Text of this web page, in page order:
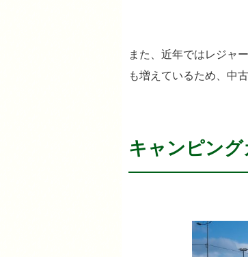
また、近年ではレジャ
も増えているため、中
キャンピン